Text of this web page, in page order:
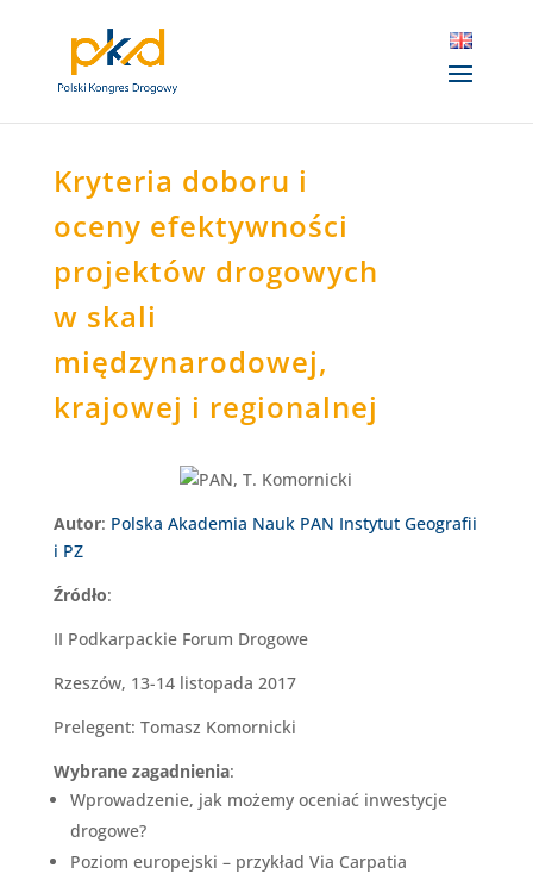
Kryteria doboru i
oceny efektywności
projektów drogowych
w skali
międzynarodowej,
krajowej i regionalnej
Autor: Polska Akademia Nauk PAN Instytut Geografii
i PZ
Źródło:
II Podkarpackie Forum Drogowe
Rzeszów, 13-14 listopada 2017
Prelegent: Tomasz Komornicki
Wybrane zagadnienia:
Wprowadzenie, jak możemy oceniać inwestycje
drogowe?
Poziom europejski – przykład Via Carpatia